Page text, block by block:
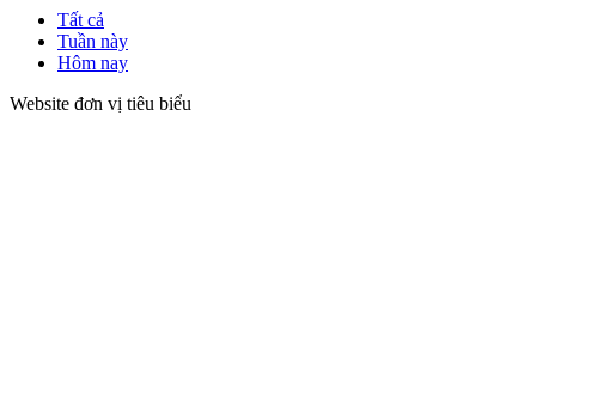
Tất cả
Tuần này
Hôm nay
Website đơn vị tiêu biểu